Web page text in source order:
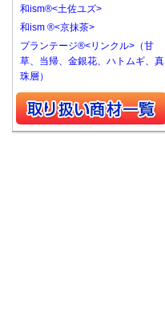
和ism®<土佐ユズ>
和ism ®<京抹茶>
プランテージ®<リンクル>（甘
草、当帰、金銀花、ハトムギ、真
珠層）